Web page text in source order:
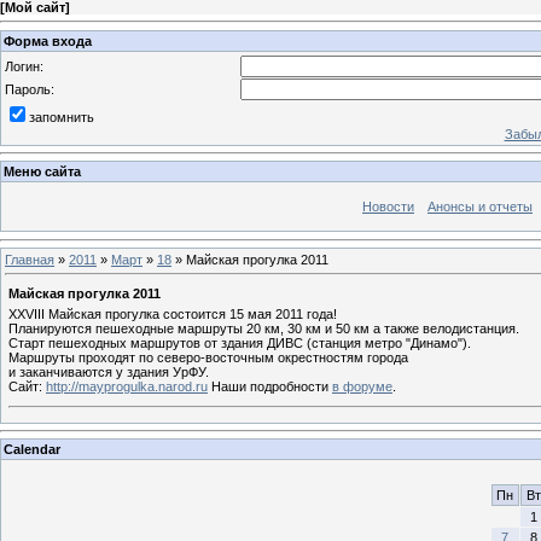
[Мой сайт]
Форма входа
Логин:
Пароль:
запомнить
Меню сайта
Новости Анонсы и отчеты
Главная » 2011 » Март » 18 » Майская прогулка 2011
Майская прогулка 2011
XXVIII Майская прогулка состоится 15 мая 2011 года!
Планируются пешеходные маршруты 20 км, 30 км и 50 км а также велодистанция.
Старт пешеходных маршрутов от здания ДИВС (станция метро "Динамо").
Маршруты проходят по северо-восточным окрестностям города
и заканчиваются у здания УрФУ.
Сайт: http://mayprogulka.narod.ru Наши подробности в форуме
Calendar
Пн
Вт
1
7
8